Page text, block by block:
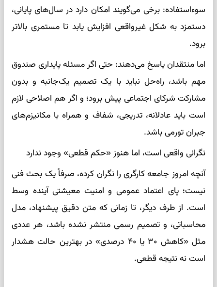
سوءاستفاده: برخی می‌گویند امکان دارد در سال‌های پایانی،
دستمزد به شکل غیرواقعی افزایش یابد تا مستمری بالاتر
برود.
اما منتقدان پاسخ می‌دهند: حتی اگر مسئله پایداری صندوق
مهم باشد، راه‌حل نباید با یک تصمیم یک‌جانبه و بدون
مشارکت شرکای اجتماعی پیش برود؛ و اگر هم اصلاحی لازم
است باید عادلانه، تدریجی، شفاف و همراه با مکانیزم‌های
جبران تورمی باشد.
نگرانی واقعی است، اما هنوز «حکم قطعی» وجود ندارد
آنچه امروز جامعه کارگری را نگران کرده، صرفاً یک بحث فنی
نیست؛ پای اعتماد عمومی و امنیت معیشتی آینده وسط
است. از طرف دیگر، تا زمانی که متن دقیق پیشنهاد، مدل
محاسباتی، و تصمیم رسمی منتشر نشده باشد، هر عددی
مثل «کاهش ۳۰ یا ۴۰ درصدی» در بهترین حالت هشدار
است نه نتیجه قطعی.